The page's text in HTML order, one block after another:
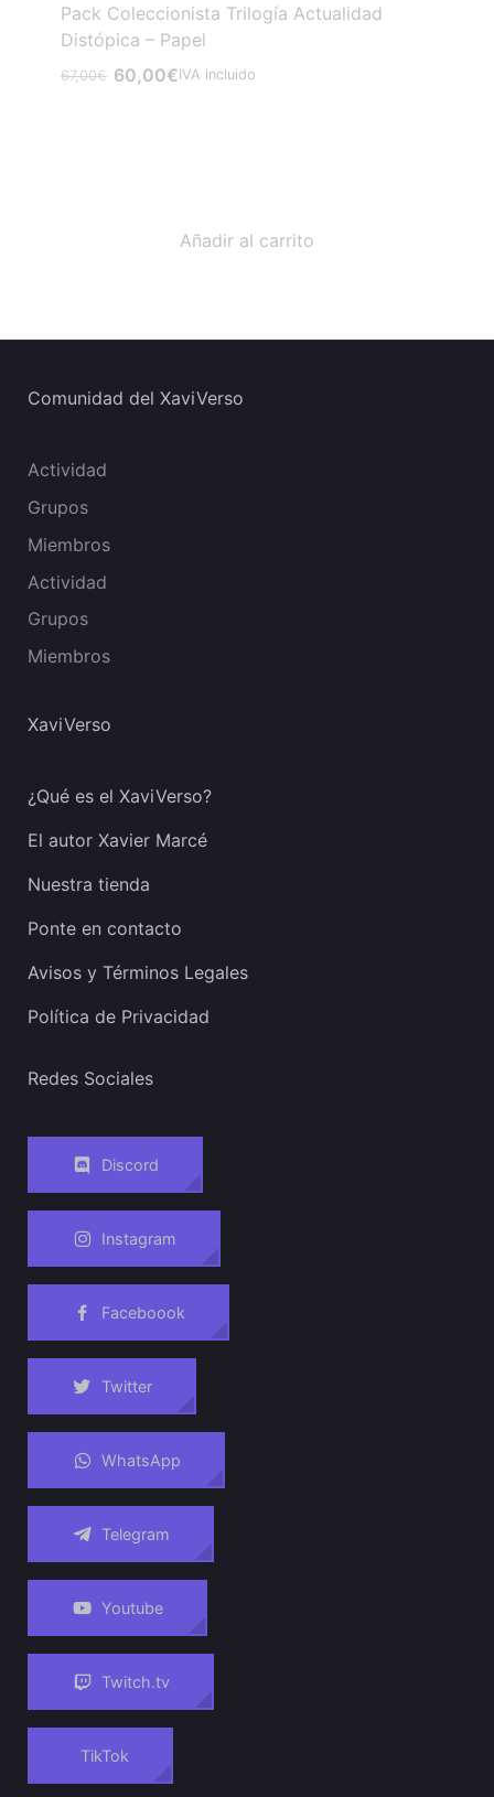
Pack Coleccionista Trilogía Actualidad
Distópica – Papel
67,00€ 60,00€IVA incluido
Añadir al carrito
Comunidad del XaviVerso
Actividad
Grupos
Miembros
Actividad
Grupos
Miembros
XaviVerso
¿Qué es el XaviVerso?
El autor Xavier Marcé
Nuestra tienda
Ponte en contacto
Avisos y Términos Legales
Política de Privacidad
Redes Sociales
Discord
Instagram
Faceboook
Twitter
WhatsApp
Telegram
Youtube
Twitch.tv
TikTok